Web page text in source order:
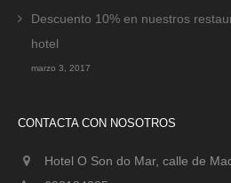
Descuento 10% en nuestros
hotel
marzo 3, 2017
CONTACTA CON NOSOTROS
Hotel O Son do Mar, calle de